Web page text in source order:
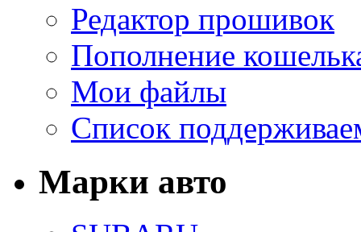
Редактор прошивок
Пополнение
Мои файлы
Список
Марки авто